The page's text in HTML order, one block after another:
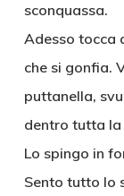
sconquassa.
Adesso tocca
che si gonfia.
puttanella,
dentro tutta
Lo spingo in
Sento tutto lo